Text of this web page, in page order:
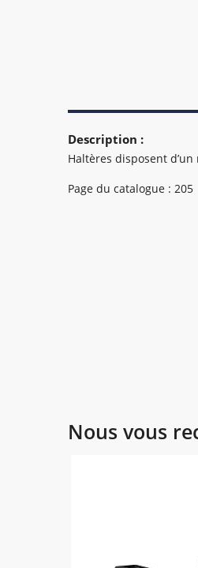
Description :
Haltères disposent
Page du catalogue : 205
Nous vous